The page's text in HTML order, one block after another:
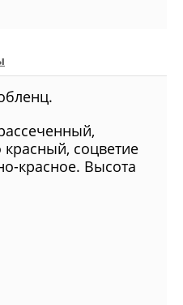
соцветие
красное. Высота